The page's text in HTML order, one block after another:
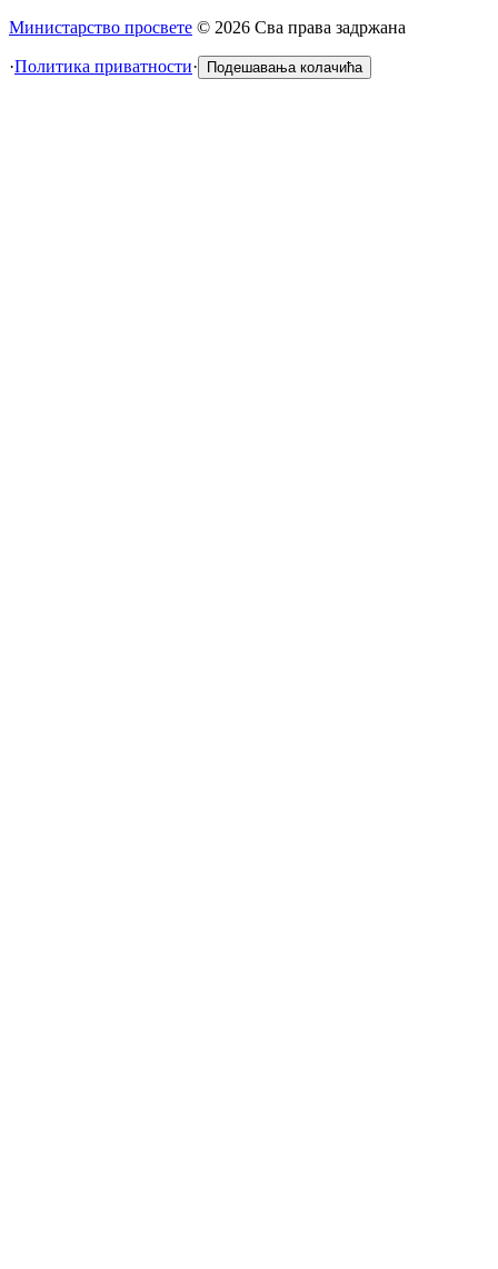
Министарство просвете © 2026 Сва права задржана
·Политика приватности· Подешавања колачића